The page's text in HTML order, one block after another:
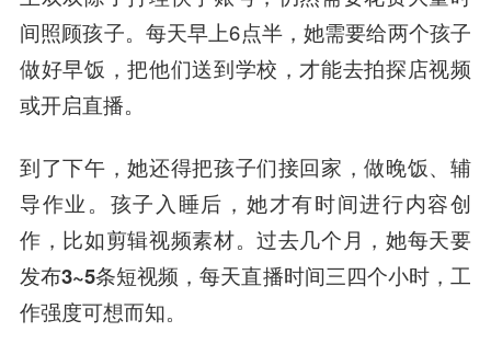
间照顾孩子。每天早上6点半，她需要给两个孩子
做好早饭，把他们送到学校，才能去拍探店视频
或开启直播。
到了下午，她还得把孩子们接回家，做晚饭、辅
导作业。孩子入睡后，她才有时间进行内容创
作，比如剪辑视频素材。过去几个月，她每天要
发布3~5条短视频，每天直播时间三四个小时，工
作强度可想而知。